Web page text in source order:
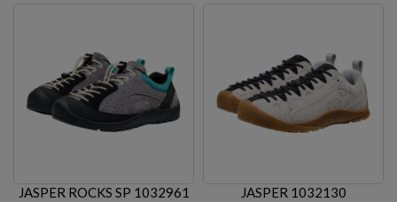
JASPER ROCKS SP 1032961 JASPER 1032130